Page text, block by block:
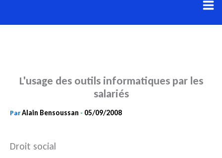
au
L'usage des outils informatiques par les
salariés
ParAlain Bensoussan - 05/09/2008
Droit social